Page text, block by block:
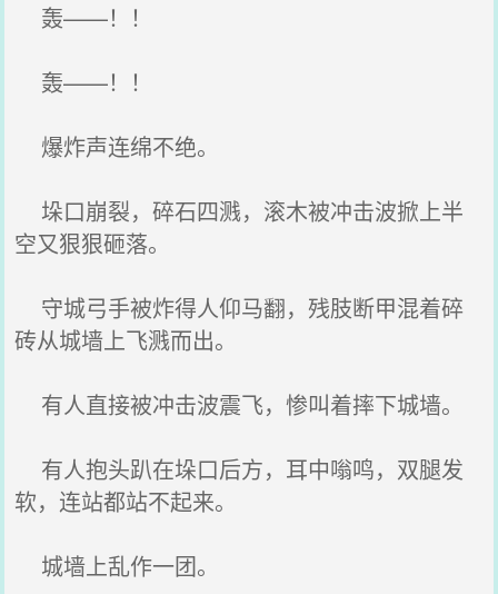
轰——！！
轰——！！
爆炸声连绵不绝。
垛口崩裂，碎石四溅，滚木被冲击波掀上半
空又狠狠砸落。
守城弓手被炸得人仰马翻，残肢断甲混着碎
砖从城墙上飞溅而出。
有人直接被冲击波震飞，惨叫着摔下城墙。
有人抱头趴在垛口后方，耳中嗡鸣，双腿发
软，连站都站不起来。
城墙上乱作一团。